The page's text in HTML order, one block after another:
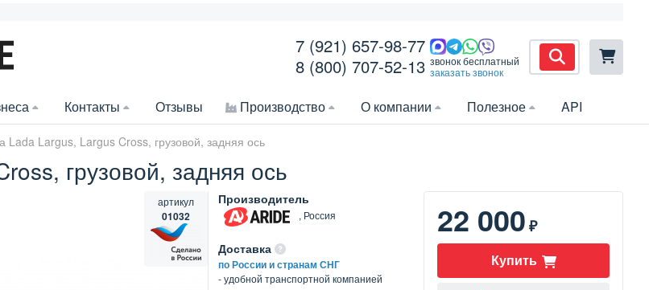
7 (921) 657-98-77
8 (800) 707-52-13 звонок бесплатный
заказать звонок
Контакты Отзывы Производство О компании Полезное API
Lada Largus, Largus Cross, грузовой, задняя ось
грузовой, задняя ось
артикул
01032
Производитель
, Россия
Доставка
по России и странам СНГ
- удобной транспортной компанией
22 000₽
Купить